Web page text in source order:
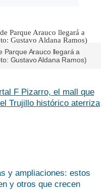
Parque Arauco llegará a
Gustavo Aldana Ramos)
F Pizarro, el mall que
Trujillo histórico aterriza
y ampliaciones: estos
y otros que crecen